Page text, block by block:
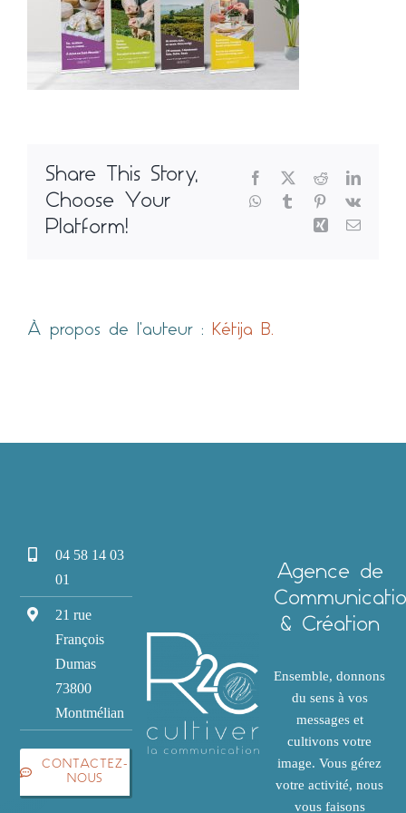
Share This Story,
Choose Your
Platform!
Facebook Reddit
WhatsApp
Tumblr Pinterest
Vk
Xing Email
À propos de l'auteur : Kétija B.
04 58 14 03
01
21 rue
François
Dumas
73800
Montmélian
CONTACTEZ-
NOUS
Agence de
& Création
Ensemble, donnons
du sens à vos
messages et
cultivons votre
image. Vous gérez
votre activité, nous
vous faisons